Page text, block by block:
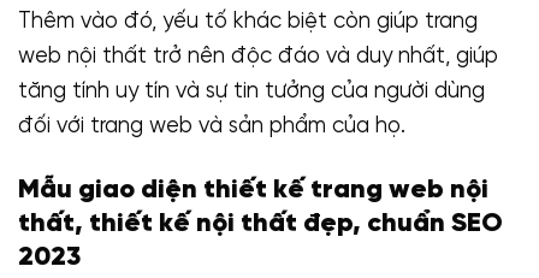
Thêm vào đó, yếu tố khác biệt còn giúp trang
web nội thất trở nên độc đáo và duy nhất, giúp
tăng tính uy tín và sự tin tưởng của người dùng
đối với trang web và sản phẩm của họ.
Mẫu giao diện thiết kế trang web nội
thất, thiết kế nội thất đẹp, chuẩn SEO
2023